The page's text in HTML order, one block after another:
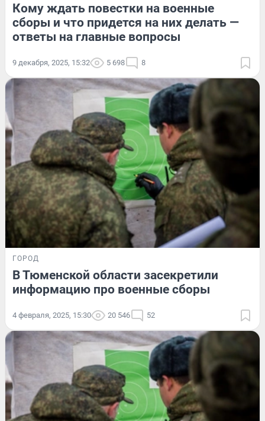
Кому ждать повестки на военные
сборы и что придется на них делать —
ответы на главные вопросы
9 декабря, 2025, 15:32 5 698 8
ГОРОД
В Тюменской области засекретили
информацию про военные сборы
4 февраля, 2025, 15:30 20 546 52